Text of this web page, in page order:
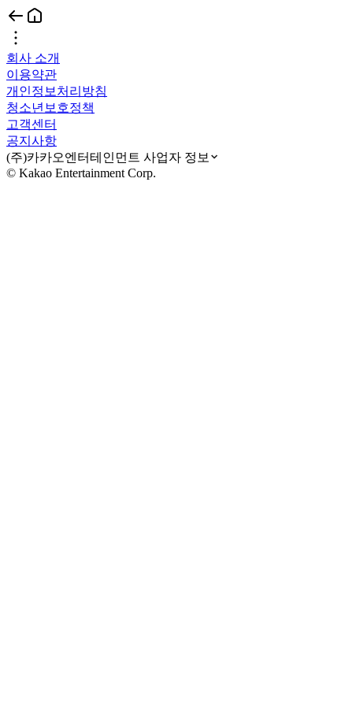
회사 소개
이용약관
개인정보처리방침
청소년보호정책
고객센터
공지사항
(주)카카오엔터테인먼트 사업자 정보
© Kakao Entertainment Corp.